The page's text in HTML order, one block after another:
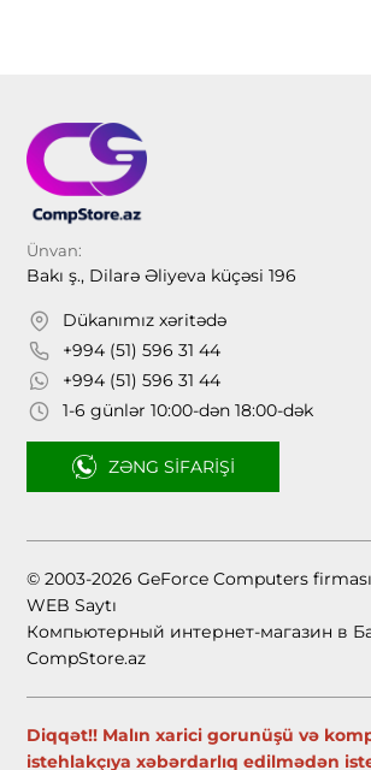
Ünvan:
Bakı ş., Dilarə Əliyeva küçəsi 196
Dükanımız xəritədə
+994 (51) 596 31 44
+994 (51) 596 31 44
1-6 günlər 10:00-dən 18:00-dək
ZƏNG SIFARIŞI
© 2003-2026 GeForce Computers
WEB Saytı
Компьютерный интернет-магазин в
CompStore.az
Diqqət!! Malın xarici gorunüşü və
istehlakçıya xəbərdarlıq edilmədən